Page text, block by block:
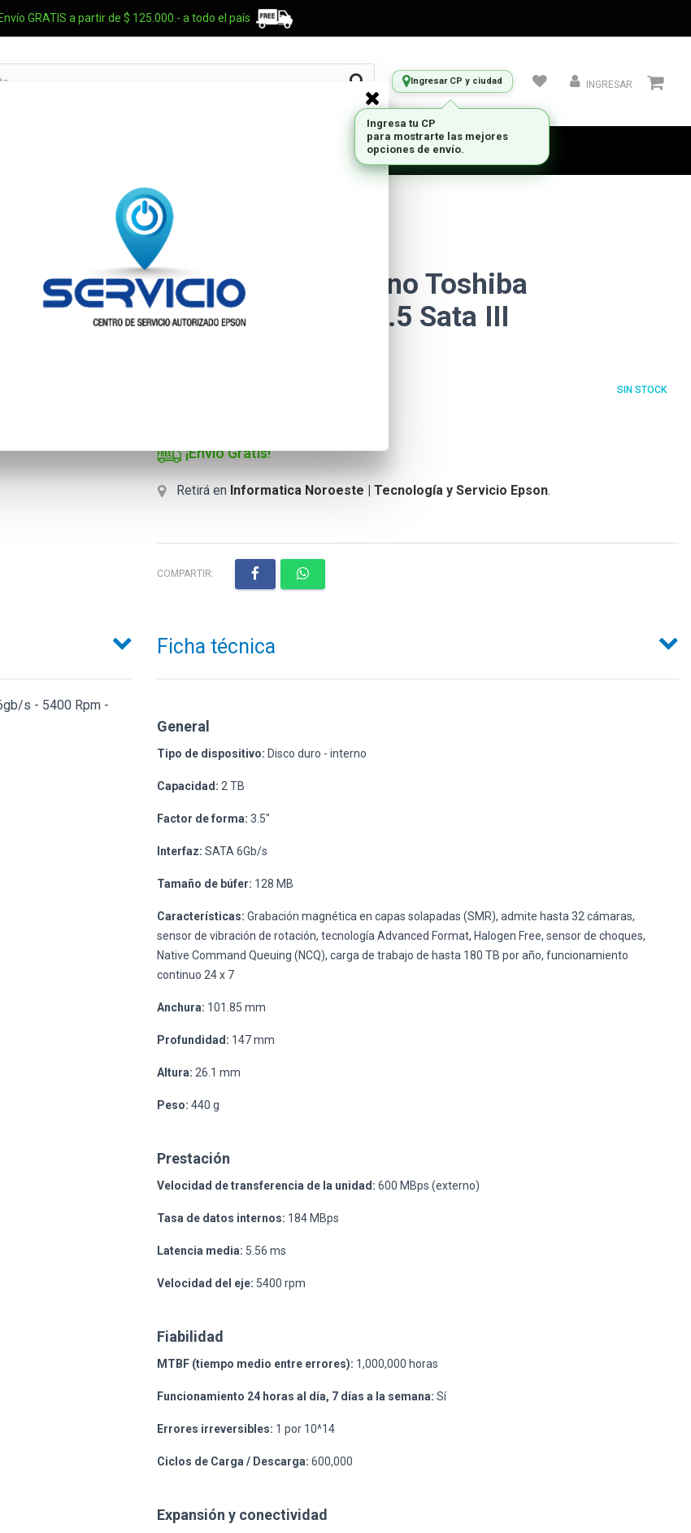
Envío GRATIS a partir de $ 125.000.- a todo el país
Ingresar CP y ciudad INGRESAR
Disco Rigido Interno Toshiba
Surveillance 2tb 3.5 Sata III
SIN STOCK
¡Envío Gratis!
Retirá en Informatica Noroeste | Tecnología y Servicio Epson.
COMPARTIR:
s - 5400 Rpm -
Ficha técnica
General
Tipo de dispositivo: Disco duro - interno
Capacidad: 2 TB
Factor de forma: 3.5"
Interfaz: SATA 6Gb/s
Tamaño de búfer: 128 MB
Características: Grabación magnética en capas solapadas (SMR), admite hasta 32 cámaras,
sensor de vibración de rotación, tecnología Advanced Format, Halogen Free, sensor de choques,
Native Command Queuing (NCQ), carga de trabajo de hasta 180 TB por año, funcionamiento
continuo 24 x 7
Anchura: 101.85 mm
Profundidad: 147 mm
Altura: 26.1 mm
Peso: 440 g
Prestación
Velocidad de transferencia de la unidad: 600 MBps (externo)
Tasa de datos internos: 184 MBps
Latencia media: 5.56 ms
Velocidad del eje: 5400 rpm
Fiabilidad
MTBF (tiempo medio entre errores): 1,000,000 horas
Funcionamiento 24 horas al día, 7 días a la semana: Sí
Errores irreversibles: 1 por 10^14
Ciclos de Carga / Descarga: 600,000
Expansión y conectividad